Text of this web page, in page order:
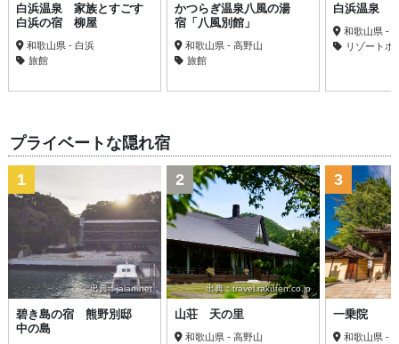
白浜温泉 家族とすごす
白浜の宿 柳屋
和歌山県 - 白浜
旅館
かつらぎ温泉八風の湯
宿「八風別館」
和歌山県 - 高野山
旅館
白浜温泉
和歌山県 -
リゾートホ
プライベートな隠れ宿
出典：jalan.net
1
碧き島の宿 熊野別邸
中の島
出典：travel.rakuten.co.jp
2
山荘 天の里
和歌山県 - 高野山
3
一乗院
和歌山県 -